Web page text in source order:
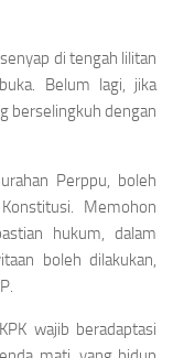
di tengah lilitan
Belum lagi, jika
berselingkuh dengan
Perppu, boleh
Memohon
hukum, dalam
boleh dilakukan,
wajib beradaptasi